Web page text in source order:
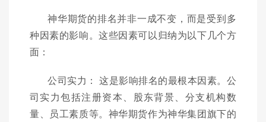
神华期货的排名并非一成不变，而是受到多
种因素的影响。这些因素可以归纳为以下几个方
面：
公司实力： 这是影响排名的最根本因素。公
司实力包括注册资本、股东背景、分支机构数
量、员工素质等。神华期货作为神华集团旗下的